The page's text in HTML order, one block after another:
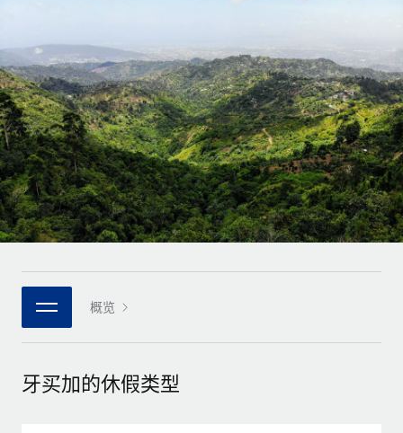
全球合同工入职与管理
PEO
外包复杂雇佣任务
基础设施
Remote Embedded
将人力资源无缝融入工作流程
团队的内置核心人力资源功能
连接 新的
使用我们的 MCP 将任何人工智能工具与 Remote 平台相连
借助核心业务工具简化流程
成长阶段
初创企业
为成长型企业量身打造的全球敏捷型人力资源与薪资解决方案
中型市场
通过定制化人力资源解决方案扩展团队
企业
与我们携手合作
战略技术合作伙伴
合同工薪酬结算计算器
探索全球合同工的结算货币选项与结算速度
通过 REMOTE 学习
研究与指引
案例研究
人力资源术语表
核对表和模板
职位描述库
网络研讨会
活动
Nederlands
Français
Deutsch
Español
Italiano
Português (Portugal)
日本語
한국어
登录
概览
牙买加的休假类型